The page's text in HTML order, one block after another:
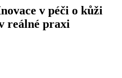
v péči o kůži
reálné praxi